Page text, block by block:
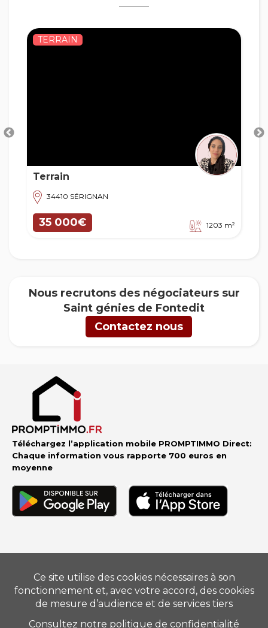
FONDS DE
Fonds de
45 000€
Nous recrutons des négociateurs sur
Saint génies de Fontedit
Contactez nous
Téléchargez l’application mobile PROMPTIMMO Direct:
Chaque information vous rapporte 700 euros en
moyenne
Vendre–Acheter–Estimer–Nos conseillers–Devenir